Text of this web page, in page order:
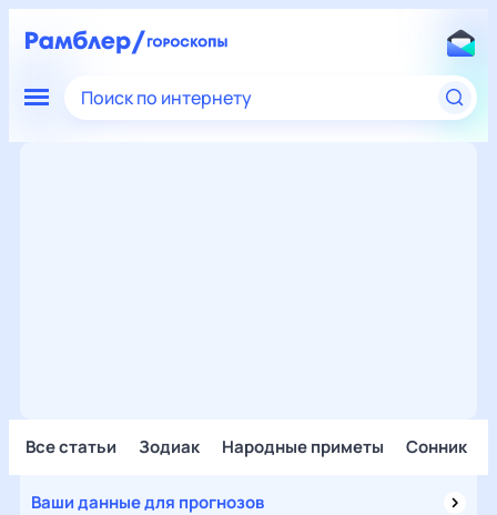
Поиск по интернету
Все статьи Зодиак Народные приметы Сонник
Ваши данные для прогнозов